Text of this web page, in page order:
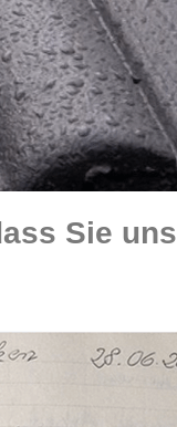
Sie uns